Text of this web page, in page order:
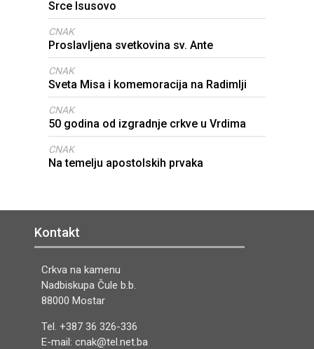
Srce Isusovo
CNAK
Proslavljena svetkovina sv. Ante
CNAK
Sveta Misa i komemoracija na Radimlji
CNAK
50 godina od izgradnje crkve u Vrdima
CNAK
Na temelju apostolskih prvaka
Kontakt
Crkva na kamenu
Nadbiskupa Čule b.b.
88000 Mostar
Tel. +387 36 326-336
E-mail: cnak@tel.net.ba